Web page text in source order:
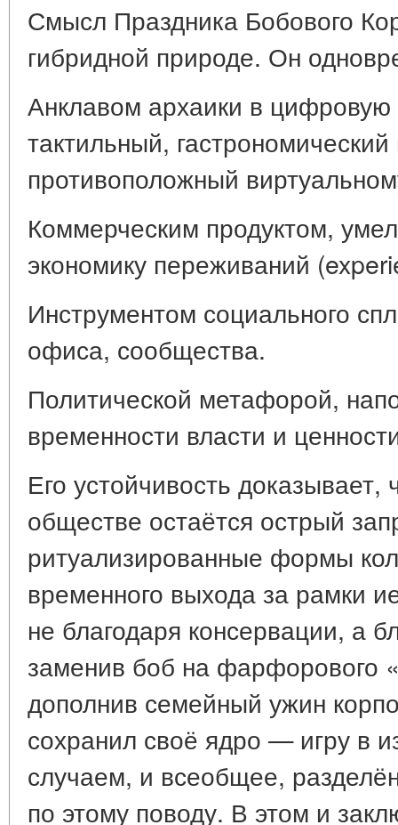
Смысл Праздника Бобового
гибридной природе. Он
Анклавом архаики в
тактильный,
противоположный
Коммерческим продуктом,
экономику переживаний
Инструментом социального
офиса, сообщества.
Политической метафорой,
временности власти и
Его устойчивость
обществе остаётся острый
ритуализированные формы
временного выхода за рамки
не благодаря консервации, а
заменив боб на фарфорового
дополнив семейный ужин
сохранил своё ядро — игру в
случаем, и всеобщее,
по этому поводу. В этом и